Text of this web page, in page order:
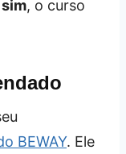
sim, o curso
BEWAY. Ele